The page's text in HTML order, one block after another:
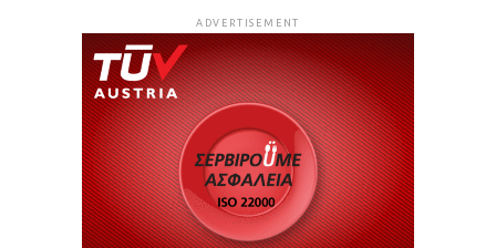
ADVERTISEMENT